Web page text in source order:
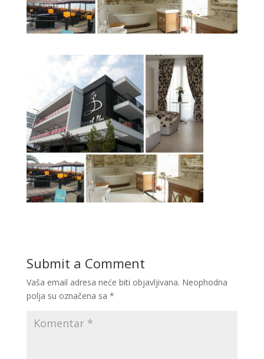
Submit a Comment
Vaša email adresa neće biti objavljivana. Neophodna
polja su označena sa *